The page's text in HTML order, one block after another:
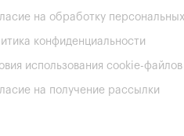
на обработку
конфиденциальности
использования cookie-файлов
на получение рассылки